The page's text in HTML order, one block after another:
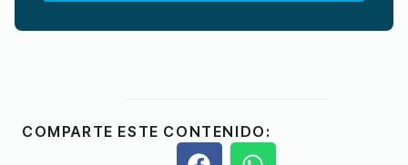
COMPARTE ESTE CONTENIDO: